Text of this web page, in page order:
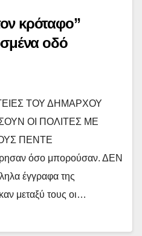
κρόταφο”
οδό
ΤΟΥ ΔΗΜΑΡΧΟΥ
ΟΙ ΠΟΛΙΤΕΣ ΜΕ
ΠΕΝΤΕ
όσο μπορούσαν. ΔΕΝ
έγγραφα της
μεταξύ τους οι…